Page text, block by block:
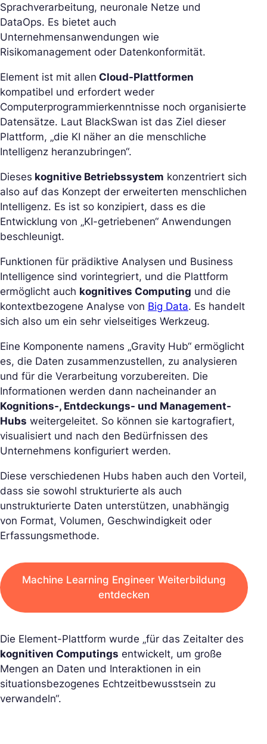
Sprachverarbeitung, neuronale Netze und
DataOps. Es bietet auch
Unternehmensanwendungen wie
Risikomanagement oder Datenkonformität.
Element ist mit allen Cloud-Plattformen
kompatibel und erfordert weder
Computerprogrammierkenntnisse noch organisierte
Datensätze. Laut BlackSwan ist das Ziel dieser
Plattform, „die KI näher an die menschliche
Intelligenz heranzubringen“.
Dieses kognitive Betriebssystem konzentriert sich
also auf das Konzept der erweiterten menschlichen
Intelligenz. Es ist so konzipiert, dass es die
Entwicklung von „KI-getriebenen“ Anwendungen
beschleunigt.
Funktionen für prädiktive Analysen und Business
Intelligence sind vorintegriert, und die Plattform
ermöglicht auch kognitives Computing und die
kontextbezogene Analyse von Big Data. Es handelt
sich also um ein sehr vielseitiges Werkzeug.
Eine Komponente namens „Gravity Hub“ ermöglicht
es, die Daten zusammenzustellen, zu analysieren
und für die Verarbeitung vorzubereiten. Die
Informationen werden dann nacheinander an
Kognitions-, Entdeckungs- und Management-
Hubs weitergeleitet. So können sie kartografiert,
visualisiert und nach den Bedürfnissen des
Unternehmens konfiguriert werden.
Diese verschiedenen Hubs haben auch den Vorteil,
dass sie sowohl strukturierte als auch
unstrukturierte Daten unterstützen, unabhängig
von Format, Volumen, Geschwindigkeit oder
Erfassungsmethode.
Machine Learning Engineer Weiterbildung
entdecken
Die Element-Plattform wurde „für das Zeitalter des
kognitiven Computings entwickelt, um große
Mengen an Daten und Interaktionen in ein
situationsbezogenes Echtzeitbewusstsein zu
verwandeln“.